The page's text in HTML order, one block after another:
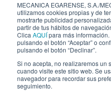
MECANICA EGARENSE, S.A./
utilizamos cookies propias y de
mostrarte publicidad
partir de tus hábitos de
Clica AQUÍpara más
pulsando el botón “Aceptar” o
pulsando el botón “Declinar”.
Si no acepta, no realizaremos un
cuando visite este sitio web. Se
navegador para recordar sus
seguimiento.
©2026 by MECIBERIA